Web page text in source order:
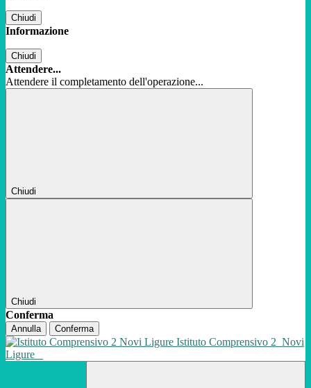
Chiudi
Informazione
Chiudi
Attendere...
Attendere il completamento dell'operazione...
Chiudi
Chiudi
Conferma
Annulla Conferma
Istituto Comprensivo 2 Novi
Ligure